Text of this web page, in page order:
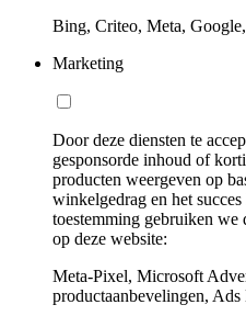
Bing, Criteo, Meta,
Marketing
Door deze diensten te
gesponsorde inhoud of
producten weergeven op
winkelgedrag en het
toestemming gebruiken we
op deze website:
Meta-Pixel, Microsoft
productaanbevelingen, Ads